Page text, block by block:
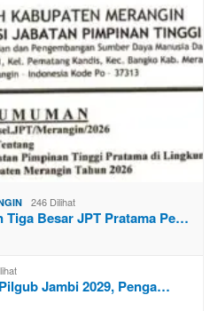
246 Dilihat
Tiga Besar JPT Pratama Pe…
Jambi 2029, Penga…